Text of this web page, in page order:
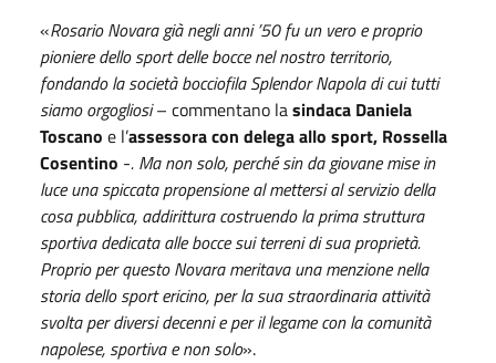
«Rosario Novara già negli anni ’50 fu un vero e proprio
pioniere dello sport delle bocce nel nostro territorio,
fondando la società bocciofila Splendor Napola di cui tutti
siamo orgogliosi– commentano lasindaca Daniela
Toscano e l’assessora con delega allo sport, Rossella
Cosentino -. Ma non solo, perché sin da giovane mise in
luce una spiccata propensione al mettersi al servizio della
cosa pubblica, addirittura costruendo la prima struttura
sportiva dedicata alle bocce sui terreni di sua proprietà.
Proprio per questo Novara meritava una menzione nella
storia dello sport ericino, per la sua straordinaria attività
svolta per diversi decenni e per il legame con la comunità
napolese, sportiva e non solo».